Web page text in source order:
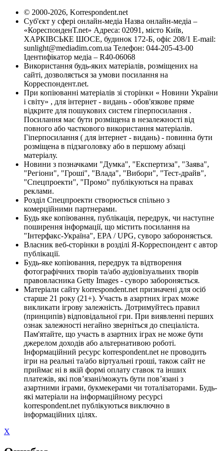
© 2000-2026, Korrespondent.net
Суб'єкт у сфері онлайн-медіа Назва онлайн-медіа –
«КореспонденТ.net» Адреса: 02091, місто Київ,
ХАРКІВСЬКЕ ШОСЕ, будинок 172-Б, офіс 208/1 E-mail:
sunlight@mediadim.com.ua Телефон: 044-205-43-00
Ідентифікатор медіа – R40-06068
Використання будь-яких матеріалів, розміщених на
сайті, дозволяється за умови посилання на
Корреспондент.net.
При копіюванні матеріалів зі сторінки « Новини України
і світу» , для інтернет - видань - обов'язкове пряме
відкрите для пошукових систем гіперпосилання .
Посилання має бути розміщена в незалежності від
повного або часткового використання матеріалів.
Гіперпосилання ( для інтернет - видань) - повинна бути
розміщена в підзаголовку або в першому абзаці
матеріалу.
Новини з позначками "Думка", "Експертиза", "Заява",
"Регіони", "Гроші", "Влада", "Вибори", "Тест-драйв",
"Спецпроекти", "Промо" публікуються на правах
реклами.
Розділ Спецпроекти створюється спільно з
комерційними партнерами.
Будь яке копіювання, публікація, передрук, чи наступне
поширення інформації, що містить посилання на
"Інтерфакс-Україна", EPA / UPG, суворо забороняється.
Власник веб-сторінки в розділі Я-Корреспондент є автор
публікації.
Будь-яке копіювання, передрук та відтворення
фотографічних творів та/або аудіовізуальних творів
правовласника Getty Images - суворо забороняється.
Матеріали сайту korrespondent.net призначені для осіб
старше 21 року (21+). Участь в азартних іграх може
викликати ігрову залежність. Дотримуйтесь правил
(принципів) відповідальної гри. При виявленні перших
ознак залежності негайно зверніться до спеціаліста.
Пам'ятайте, що участь в азартних іграх не може бути
джерелом доходів або альтернативою роботі.
Інформаційний ресурс korrespondent.net не проводить
ігри на реальні та/або віртуальні гроші, також сайт не
приймає ні в якій формі оплату ставок та інших
платежів, які пов’язані/можуть бути пов’язані з
азартними іграми, букмекерами чи тоталізаторами. Будь-
які матеріали на інформаційному ресурсі
korrespondent.net публікуються виключно в
інформаційних цілях.
X